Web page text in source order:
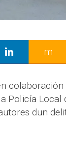
m
Policía
dun